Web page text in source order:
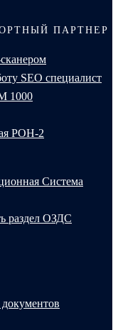
ПАРТНЕР
SEO специалист
1000
РОН-2
Система
раздел ОЗДС